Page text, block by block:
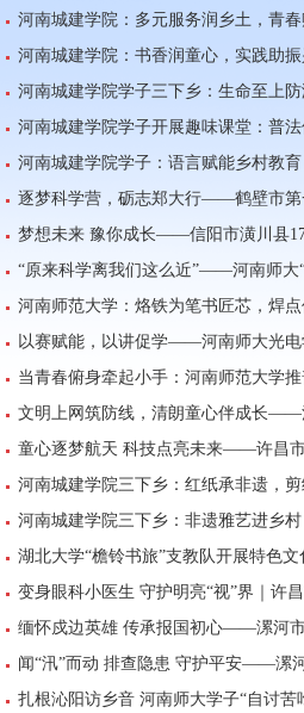
河南城建学院：多元服务润乡土，青
河南城建学院：书香润童心，实践助
河南城建学院学子三下乡：生命至上
河南城建学院学子开展趣味课堂：普
河南城建学院学子：语言赋能乡村教
逐梦科学营，砺志郑大行——鹤壁市第
梦想未来 豫你成长——信阳市潢川县
“原来科学离我们这么近”——河南师大
河南师范大学：烙铁为笔书匠芯，焊
以赛赋能，以讲促学——河南师大光
当青春俯身牵起小手：河南师范大学
文明上网筑防线，清朗童心伴成长——
童心逐梦航天 科技点亮未来——许昌
河南城建学院三下乡：红纸承非遗，
河南城建学院三下乡：非遗雅艺进乡
湖北大学“檐铃书旅”支教队开展特色文
变身眼科小医生 守护明亮“视”界｜许
缅怀戍边英雄 传承报国初心——漯河
闻“汛”而动 排查隐患 守护平安——漯
扎根沁阳访乡音 河南师大学子“自讨苦